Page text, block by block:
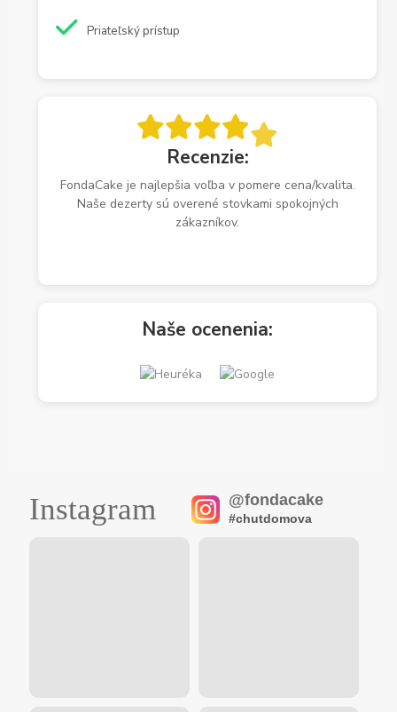
Priateľský prístup
Recenzie:
FondaCake je najlepšia voľba v pomere cena/kvalita.
Naše dezerty sú overené stovkami spokojných
zákazníkov.
Naše ocenenia:
Instagram @fondacake
#chutdomova